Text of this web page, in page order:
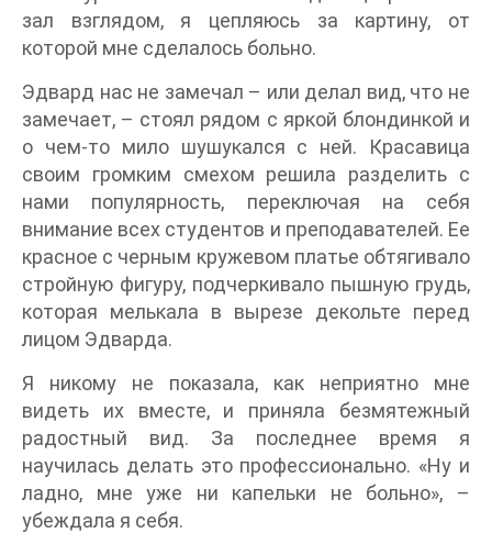
зал взглядом, я цепляюсь за картину, от
которой мне сделалось больно.
Эдвард нас не замечал – или делал вид, что не
замечает, – стоял рядом с яркой блондинкой и
о чем-то мило шушукался с ней. Красавица
своим громким смехом решила разделить с
нами популярность, переключая на себя
внимание всех студентов и преподавателей. Ее
красное с черным кружевом платье обтягивало
стройную фигуру, подчеркивало пышную грудь,
которая мелькала в вырезе декольте перед
лицом Эдварда.
Я никому не показала, как неприятно мне
видеть их вместе, и приняла безмятежный
радостный вид. За последнее время я
научилась делать это профессионально. «Ну и
ладно, мне уже ни капельки не больно», –
убеждала я себя.